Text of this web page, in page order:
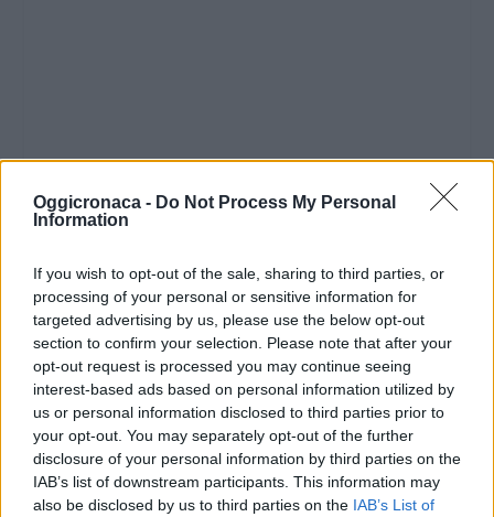
Oggicronaca - Do Not Process My Personal
Information
If you wish to opt-out of the sale, sharing to third parties, or
processing of your personal or sensitive information for
targeted advertising by us, please use the below opt-out
section to confirm your selection. Please note that after your
opt-out request is processed you may continue seeing
interest-based ads based on personal information utilized by
us or personal information disclosed to third parties prior to
your opt-out. You may separately opt-out of the further
disclosure of your personal information by third parties on the
IAB’s list of downstream participants. This information may
also be disclosed by us to third parties on the IAB’s List of
Ufficio Stampa Forza Nuova Alessandria
8 novembre 2015